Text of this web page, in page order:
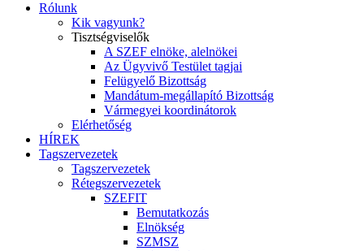
Rólunk
Kik vagyunk?
Tisztségviselők
A SZEF elnöke, alelnökei
Az Ügyvivő Testület tagjai
Felügyelő Bizottság
Mandátum-megállapító Bizottság
Vármegyei koordinátorok
Elérhetőség
HÍREK
Tagszervezetek
Tagszervezetek
Rétegszervezetek
SZEFIT
Bemutatkozás
Elnökség
SZMSZ